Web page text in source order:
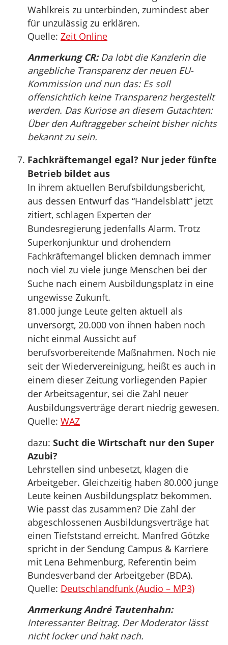
Wahlkreis zu unterbinden, zumindest aber
für unzulässig zu erklären.
Quelle: Zeit Online
Anmerkung CR:Da lobt die Kanzlerin die
angebliche Transparenz der neuen EU-
Kommission und nun das: Es soll
offensichtlich keine Transparenz hergestellt
werden. Das Kuriose an diesem Gutachten:
Über den Auftraggeber scheint bisher nichts
bekannt zu sein.
Fachkräftemangel egal? Nur jeder fünfte
Betrieb bildet aus
In ihrem aktuellen Berufsbildungsbericht,
aus dessen Entwurf das “Handelsblatt” jetzt
zitiert, schlagen Experten der
Bundesregierung jedenfalls Alarm. Trotz
Superkonjunktur und drohendem
Fachkräftemangel blicken demnach immer
noch viel zu viele junge Menschen bei der
Suche nach einem Ausbildungsplatz in eine
ungewisse Zukunft.
81.000 junge Leute gelten aktuell als
unversorgt, 20.000 von ihnen haben noch
nicht einmal Aussicht auf
berufsvorbereitende Maßnahmen. Noch nie
seit der Wiedervereinigung, heißt es auch in
einem dieser Zeitung vorliegenden Papier
der Arbeitsagentur, sei die Zahl neuer
Ausbildungsverträge derart niedrig gewesen.
Quelle: WAZ
dazu: Sucht die Wirtschaft nur den Super
Azubi?
Lehrstellen sind unbesetzt, klagen die
Arbeitgeber. Gleichzeitig haben 80.000 junge
Leute keinen Ausbildungsplatz bekommen.
Wie passt das zusammen? Die Zahl der
abgeschlossenen Ausbildungsverträge hat
einen Tiefststand erreicht. Manfred Götzke
spricht in der Sendung Campus & Karriere
mit Lena Behmenburg, Referentin beim
Bundesverband der Arbeitgeber (BDA).
Quelle: Deutschlandfunk (Audio – MP3)
Anmerkung André Tautenhahn:
Interessanter Beitrag. Der Moderator lässt
nicht locker und hakt nach.